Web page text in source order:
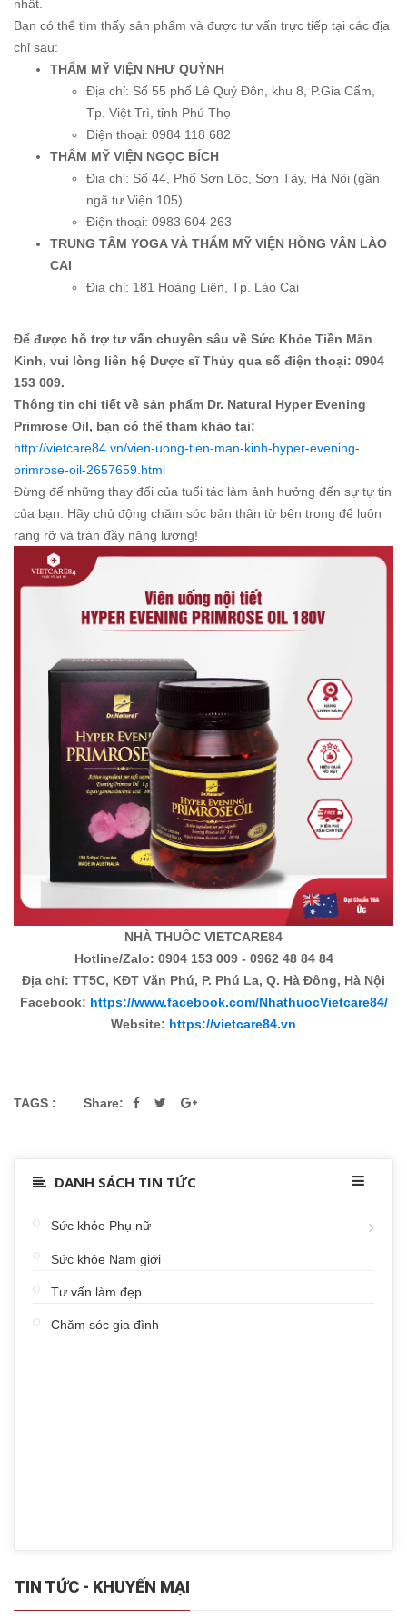
nhất.
Bạn có thể tìm thấy sản phẩm và được tư vấn trực tiếp tại các địa
chỉ sau:
THẨM MỸ VIỆN NHƯ QUỲNH
Địa chỉ: Số 55 phố Lê Quý Đôn, khu 8, P.Gia Cẩm,
Tp. Việt Trì, tỉnh Phú Thọ
Điện thoại: 0984 118 682
THẨM MỸ VIỆN NGỌC BÍCH
Địa chỉ: Số 44, Phố Sơn Lộc, Sơn Tây, Hà Nội (gần
ngã tư Viện 105)
Điện thoại: 0983 604 263
TRUNG TÂM YOGA VÀ THẨM MỸ VIỆN HỒNG VÂN LÀO
CAI
Địa chỉ: 181 Hoàng Liên, Tp. Lào Cai
Để được hỗ trợ tư vấn chuyên sâu về Sức Khỏe Tiền Mãn
Kinh, vui lòng liên hệ Dược sĩ Thủy qua số điện thoại: 0904
153 009.
Thông tin chi tiết về sản phẩm Dr. Natural Hyper Evening
Primrose Oil, bạn có thể tham khảo tại:
http://vietcare84.vn/vien-uong-tien-man-kinh-hyper-evening-
primrose-oil-2657659.html
Đừng để những thay đổi của tuổi tác làm ảnh hưởng đến sự tự tin
của bạn. Hãy chủ động chăm sóc bản thân từ bên trong để luôn
rạng rỡ và tràn đầy năng lượng!
NHÀ THUỐC VIETCARE84
Hotline/Zalo: 0904 153 009 - 0962 48 84 84
Địa chỉ: TT5C, KĐT Văn Phú, P. Phú La, Q. Hà Đông, Hà Nội
Facebook: https://www.facebook.com/NhathuocVietcare84/
Website: https://vietcare84.vn
TAGS : Share:
DANH SÁCH TIN TỨC
Sức khỏe Phụ nữ
Sức khỏe Nam giới
Tư vấn làm đẹp
Chăm sóc gia đình
TIN TỨC - KHUYẾN MẠI